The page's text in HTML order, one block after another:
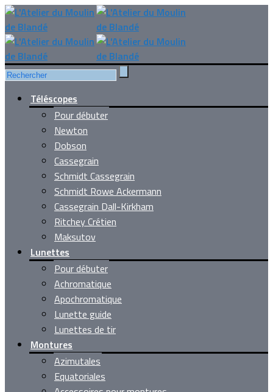
Téléscopes
Pour débuter
Newton
Dobson
Cassegrain
Schmidt Cassegrain
Schmidt Rowe Ackermann
Cassegrain Dall-Kirkham
Ritchey Crétien
Maksutov
Lunettes
Pour débuter
Achromatique
Apochromatique
Lunette guide
Lunettes de tir
Montures
Azimutales
Equatoriales